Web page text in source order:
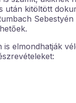
után kitöltött
elmondhatják